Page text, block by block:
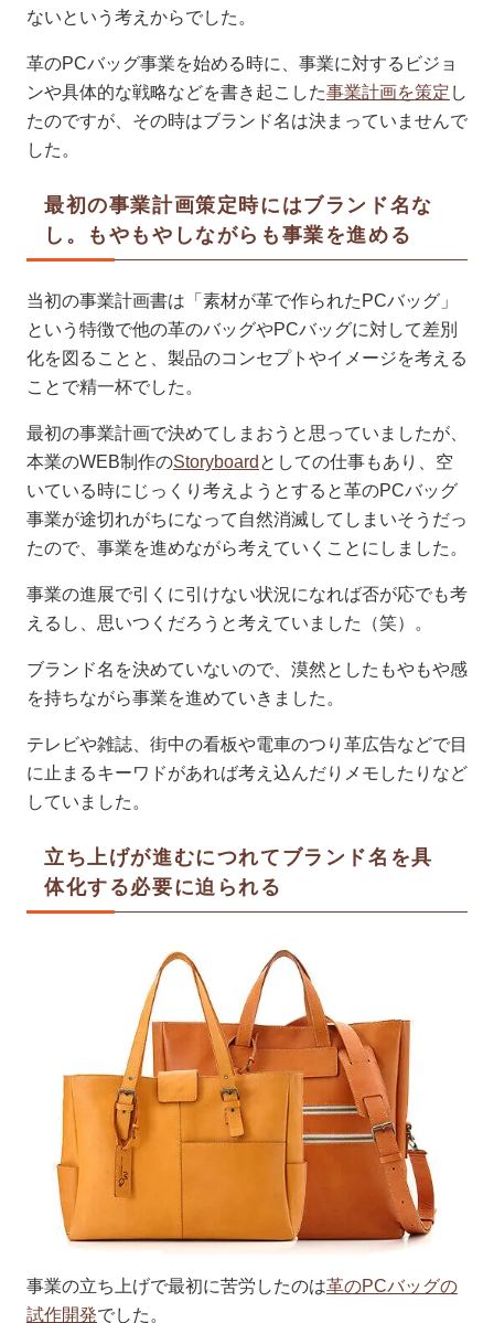
ないという考えからでした。
革のPCバッグ事業を始める時に、事業に対するビジョ
ンや具体的な戦略などを書き起こした事業計画を策定 し
たのですが、その時はブランド名は決まっていませんで
した。
最初の事業計画策定時にはブランド名な
し。もやもやしながらも事業を進める
当初の事業計画書は「素材が革で作られたPCバッグ」
という特徴で他の革のバッグやPCバッグに対して差別
化を図ることと、製品のコンセプトやイメージを考える
ことで精一杯でした。
最初の事業計画で決めてしまおうと思っていましたが、
本業のWEB制作のStoryboard としての仕事もあり、空
いている時にじっくり考えようとすると革のPCバッグ
事業が途切れがちになって自然消滅してしまいそうだっ
たので、事業を進めながら考えていくことにしました。
事業の進展で引くに引けない状況になれば否が応でも考
えるし、思いつくだろうと考えていました（笑）。
ブランド名を決めていないので、漠然としたもやもや感
を持ちながら事業を進めていきました。
テレビや雑誌、街中の看板や電車のつり革広告などで目
に止まるキーワドがあれば考え込んだりメモしたりなど
していました。
立ち上げが進むにつれてブランド名を具
体化する必要に迫られる
事業の立ち上げで最初に苦労したのは革のPCバッグの
試作開発でした。